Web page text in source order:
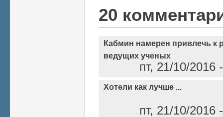
20
Кабмин намерен привлечь к
ведущих ученых
пт, 21/10/
Хотели как лучше ...
пт, 21/10/